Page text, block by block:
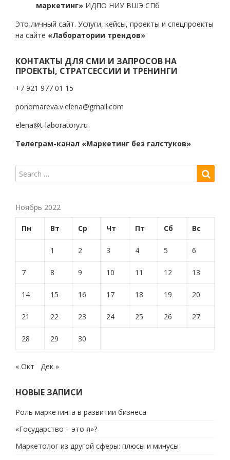
маркетинг» ИДПО НИУ ВШЭ СПб
Это личный сайт. Услуги, кейсы, проекты и спецпроекты
на сайте «Лаборатории трендов»
КОНТАКТЫ ДЛЯ СМИ И ЗАПРОСОВ НА
ПРОЕКТЫ, СТРАТСЕССИИ И ТРЕНИНГИ
+7 921 977 01 15
ponomareva.v.elena@gmail.com
elena@t-laboratory.ru
Телеграм-канал «Маркетинг без галстуков»
Ноябрь 2022
Пн Вт Ср Чт Пт Сб Вс
1 2 3 4 5 6
7 8 9 10 11 12 13
14 15 16 17 18 19 20
21 22 23 24 25 26 27
28 29 30
« Окт Дек »
НОВЫЕ ЗАПИСИ
Роль маркетинга в развитии бизнеса
«Государство – это я»?
Маркетолог из другой сферы: плюсы и минусы